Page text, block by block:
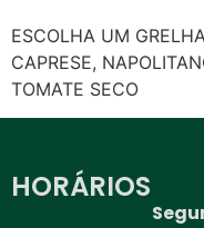
ESCOLHA UM
CAPRESE,
TOMATE SECO
HORÁRIOS